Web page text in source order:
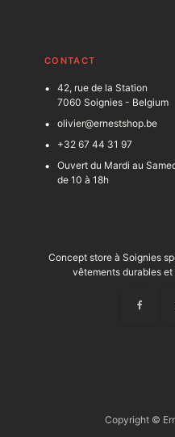
CONTACT
42, rue de la Station
7060 Soignies - Belgium
olivier@ernestshop.be
+32 67 44 31 97
Ouvert du Mardi au
de 10 à 18h
Concept store à Soignies
vêtements durables
Copyright ©